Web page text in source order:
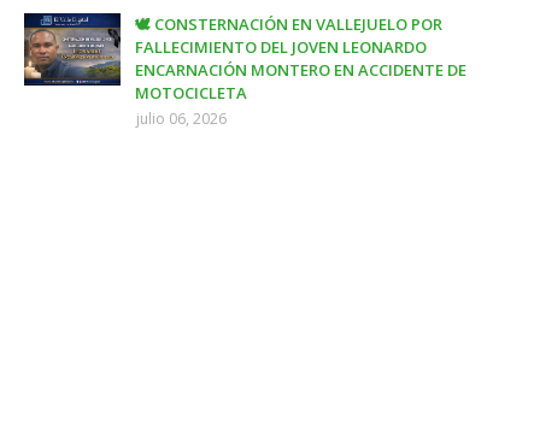
🕊️ CONSTERNACIÓN EN VALLEJUELO POR
FALLECIMIENTO DEL JOVEN LEONARDO
ENCARNACIÓN MONTERO EN ACCIDENTE DE
MOTOCICLETA
julio 06, 2026